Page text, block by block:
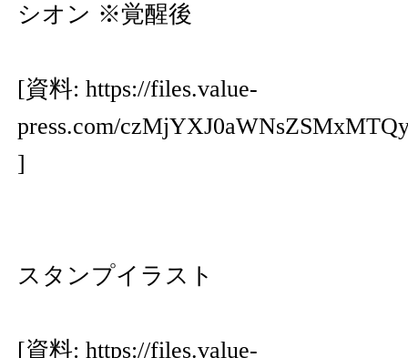
シオン ※覚醒後
[資料: https://files.value-
press.com/
]
スタンプイラスト
[資料: https://files.value-